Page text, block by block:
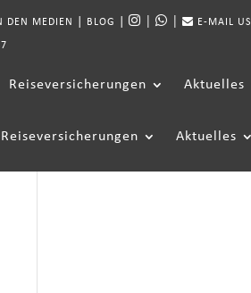
DEN MEDIEN BLOG | | E-MAIL US
Reiseversicherungen Aktuelles
Reiseversicherungen Aktuelles